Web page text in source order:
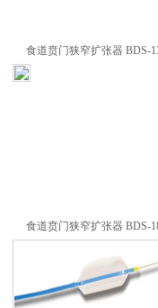
食道贲门狭窄扩张器 BDS-
食道贲门狭窄扩张器 BDS-